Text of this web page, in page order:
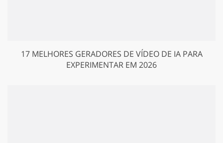
17 MELHORES GERADORES DE VÍDEO DE IA PARA
EXPERIMENTAR EM 2026